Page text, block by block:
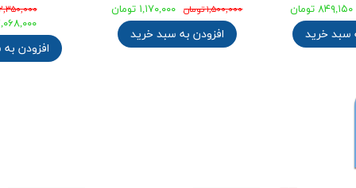
۲,۳۵۰,۰۰۰
۲,۰۶۸,۰۰۰
افزودن
۱,۵۰۰,۰۰۰ تومان ۱,۱۷۰,۰۰۰ تومان
افزودن به سبد خرید
۸۴۹,۱۵۰ تومان
سبد خرید